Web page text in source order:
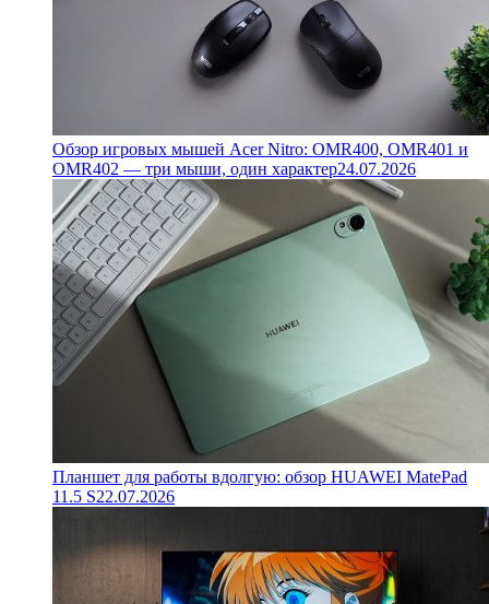
Обзор игровых мышей Acer Nitro: OMR400, OMR401 и
OMR402 — три мыши, один характер24.07.2026
Планшет для работы вдолгую: обзор HUAWEI MatePad
11.5 S22.07.2026